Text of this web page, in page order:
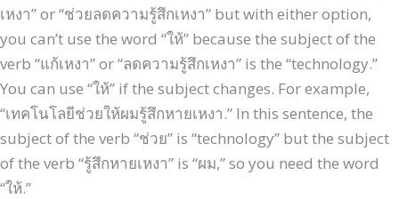
เหงา” or “ช่วยลดความรู้สึกเหงา” but with either option,
you can’t use the word “ให้” because the subject of the
verb “แก้เหงา” or “ลดความรู้สึกเหงา” is the “technology.”
You can use “ให้” if the subject changes. For example,
“เทคโนโลยีช่วยให้ผมรู้สึกหายเหงา.” In this sentence, the
subject of the verb “ช่วย” is “technology” but the subject
of the verb “รู้สึกหายเหงา” is “ผม,” so you need the word
“ให้.”